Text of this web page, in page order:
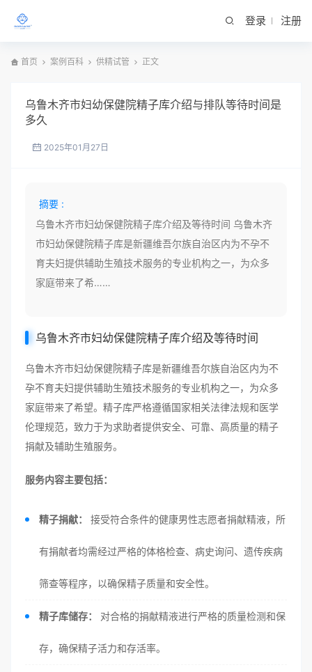
登录 注册
首页 案例百科 供精试管 正文
乌鲁木齐市妇幼保健院精子库介绍与排队等待时间是
多久
2025年01月27日
摘要 :
乌鲁木齐市妇幼保健院精子库介绍及等待时间 乌鲁木齐
市妇幼保健院精子库是新疆维吾尔族自治区内为不孕不
育夫妇提供辅助生殖技术服务的专业机构之一，为众多
家庭带来了希……
乌鲁木齐市妇幼保健院精子库介绍及等待时间
乌鲁木齐市妇幼保健院精子库是新疆维吾尔族自治区内为不
孕不育夫妇提供辅助生殖技术服务的专业机构之一，为众多
家庭带来了希望。精子库严格遵循国家相关法律法规和医学
伦理规范，致力于为求助者提供安全、可靠、高质量的精子
捐献及辅助生殖服务。
服务内容主要包括：
精子捐献： 接受符合条件的健康男性志愿者捐献精液，所
有捐献者均需经过严格的体格检查、病史询问、遗传疾病
筛查等程序，以确保精子质量和安全性。
精子库储存： 对合格的捐献精液进行严格的质量检测和保
存，确保精子活力和存活率。